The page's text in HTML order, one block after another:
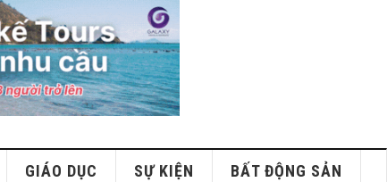
GIÁO DỤC SỰ KIỆN BẤT ĐỘNG SẢN